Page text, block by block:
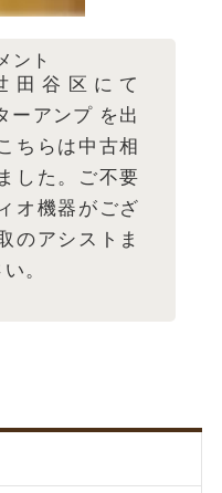
ント
田谷区にて
ーアンプ を出
ちらは中古相
した。ご不要
オ機器がござ
のアシストま
。